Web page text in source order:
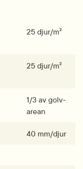
25 djur/m²
25 djur/m²
1/3 av golv­
arean
40 mm/djur